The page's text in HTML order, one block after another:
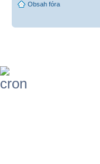
Obsah fóra